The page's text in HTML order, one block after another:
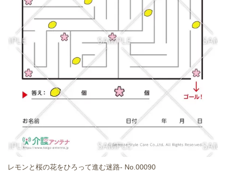
レモンと桜の花をひろって進む迷路- No.00090